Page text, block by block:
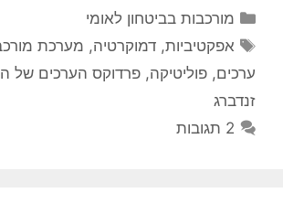
קטגוריות
מורכבות בביטחון לאומי
תגיות
אפקטיביות,דמוקרטיה, מערכת
ערכים, פוליטיקה, פרדוקס הערכים של
זנדברג
2 תגובות